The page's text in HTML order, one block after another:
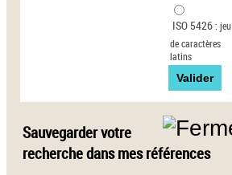
ISO 5426: jeu
de caractères
latins
Sauvegarder votre
recherche dans mes références